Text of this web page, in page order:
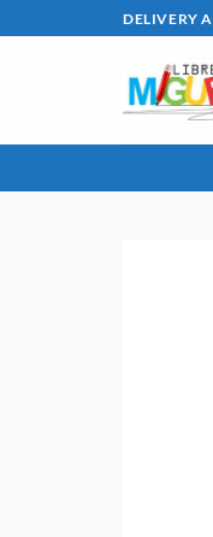
al
DELIVERY